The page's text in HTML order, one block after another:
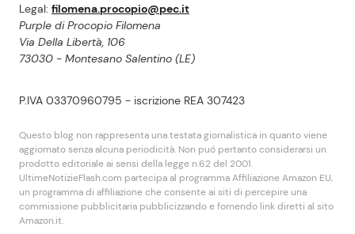
Legal: filomena.procopio@pec.it
Purple di Procopio Filomena
Via Della Libertà, 106
73030 - Montesano Salentino (LE)
P.IVA 03370960795 - iscrizione REA 307423
Questo blog non rappresenta una testata giornalistica in quanto viene
aggiornato senza alcuna periodicità. Non puó pertanto considerarsi un
prodotto editoriale ai sensi della legge n.62 del 2001.
UltimeNotizieFlash.com partecipa al programma Affiliazione Amazon EU,
un programma di affiliazione che consente ai siti di percepire una
commissione pubblicitaria pubblicizzando e fornendo link diretti al sito
Amazon.it.